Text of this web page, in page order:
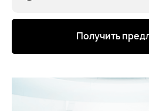
Получить